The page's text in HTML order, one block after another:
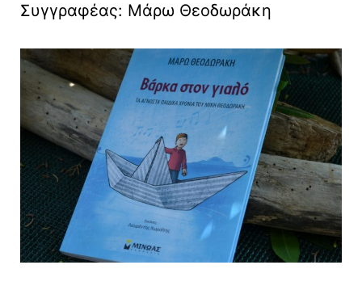
Συγγραφέας: Μάρω Θεοδωράκη